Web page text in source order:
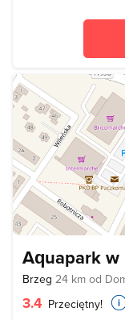
Aquapark w
Brzeg 24 km od
3.4 Przeciętny!